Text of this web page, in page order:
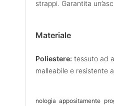
strappi. Garantita
Materiale
Poliestere: tessuto ad
malleabile e resistente
nologia appositamente